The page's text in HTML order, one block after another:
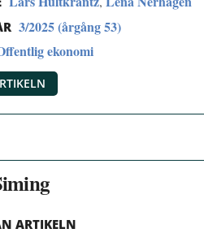
3/2025 (årgång 53)
ekonomi
ARTIKELN